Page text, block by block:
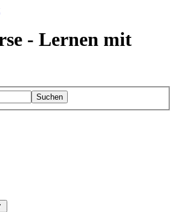
- Lernen mit
Suchen